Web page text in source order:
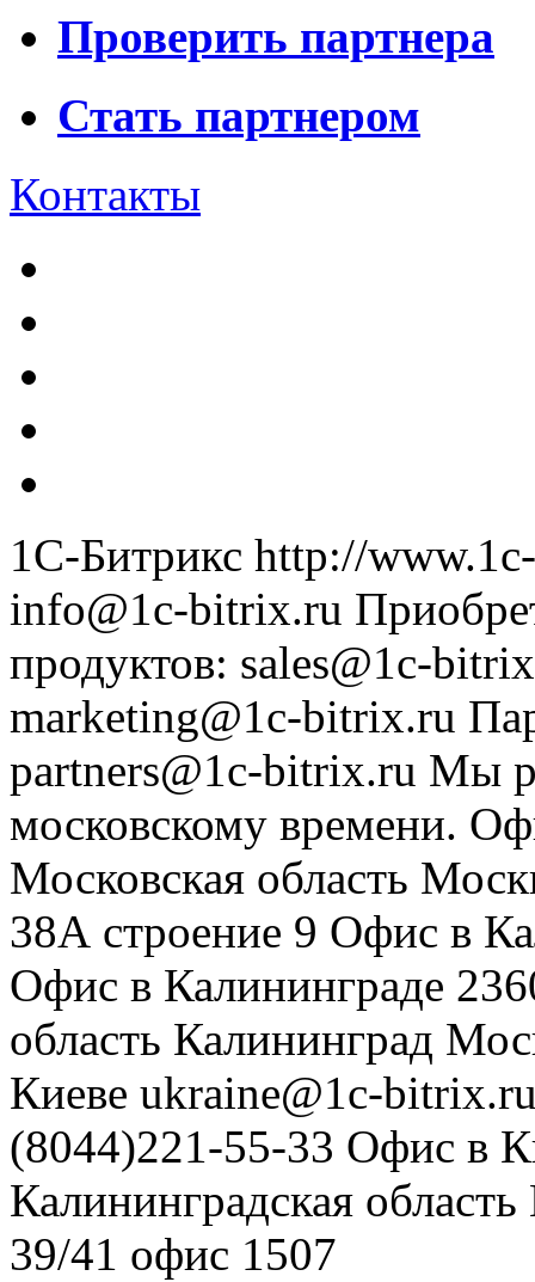
Проверить партнера
Стать партнером
Контакты
1С-Битрикс http://
info@1c-bitrix.ru
продуктов: sales@1c-
marketing@1c-bitrix.ru
partners@1c-bitrix.ru Мы
московскому времени.
Московская область
38А строение 9 Офис в
Офис в Калининграде
область Калининград
Киеве ukraine@1c-
(8044)221-55-33 Офис в
Калининградская область
39/41 офис 1507